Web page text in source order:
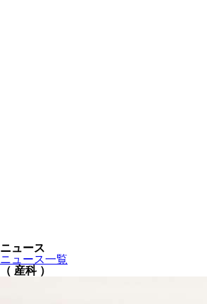
ニュース
ニュース一覧
（ 産科 ）